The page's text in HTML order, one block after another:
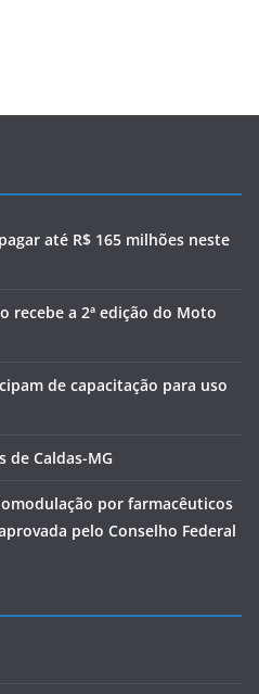
até R$ 165 milhões neste
recebe a 2ª edição do Moto
de capacitação para uso
de Caldas-MG
por farmacêuticos
pelo Conselho Federal